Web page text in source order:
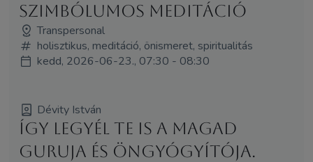
szimbólumos meditáció
Transpersonal
holisztikus, meditáció, önismeret, spiritualitás
kedd, 2026-06-23., 07:30 - 08:30
Dévity István
Így legyél Te is a magad
guruja és öngyógyítója.